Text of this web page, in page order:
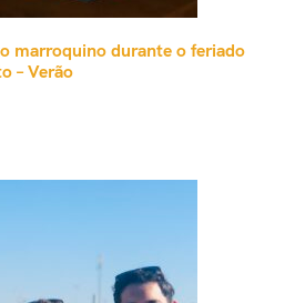
marroquino durante o feriado
– Verão